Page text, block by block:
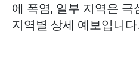
에 폭염, 일부 지역은 극
지역별 상세 예보입니다.